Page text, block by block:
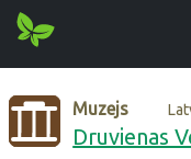
Muzejs
Druvienas